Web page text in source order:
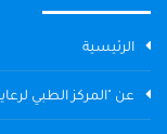
الرئيسية
عن "المركز الطبي